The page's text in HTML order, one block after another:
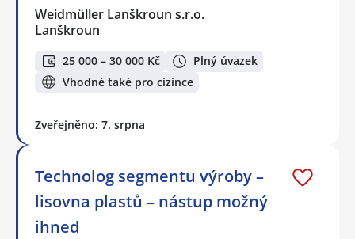
Weidmüller Lanškroun s.r.o.
Lanškroun
25 000 – 30 000 Kč
Plný úvazek
Vhodné také pro cizince
Zveřejněno: 7. srpna
Technolog segmentu výroby –
lisovna plastů – nástup možný
ihned